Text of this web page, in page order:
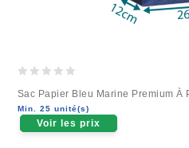
out
of
5
Sac Papier Bleu Marine Premium À
Min. 25 unité(s)
Voir les prix